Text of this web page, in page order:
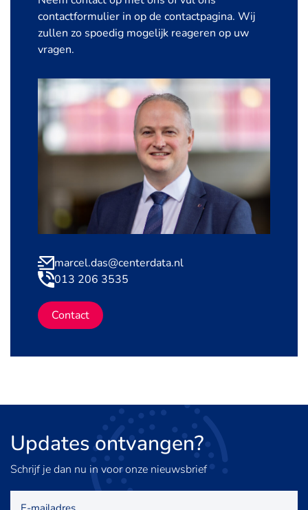
contactformulier in op de contactpagina. Wij
zullen zo spoedig mogelijk reageren op uw
vragen.
marcel.das@centerdata.nl
013 206 3535
Contact
Updates ontvangen?
Schrijf je dan nu in voor onze nieuwsbrief